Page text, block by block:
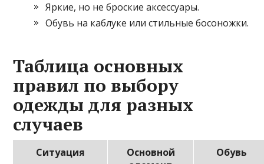
Яркие, но не броские аксессуары.
Обувь на каблуке или стильные босоножки.
Таблица основных
правил по выбору
одежды для разных
случаев
Ситуация
Основной
Обувь